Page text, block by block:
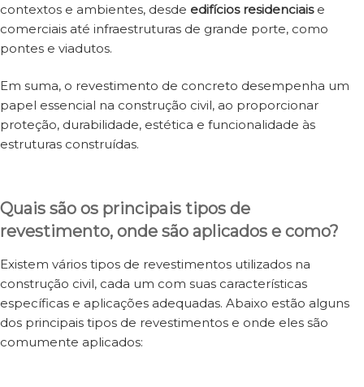
contextos e ambientes, desde edifícios residenciaise
comerciais até infraestruturas de grande porte, como
pontes e viadutos.
Em suma, o revestimento de concreto desempenha um
papel essencial na construção civil, ao proporcionar
proteção, durabilidade, estética e funcionalidade às
estruturas construídas.
Quais são os principais tipos de
revestimento, onde são aplicados e como?
Existem vários tipos de revestimentos utilizados na
construção civil, cada um com suas características
específicas e aplicações adequadas. Abaixo estão alguns
dos principais tipos de revestimentos e onde eles são
comumente aplicados: